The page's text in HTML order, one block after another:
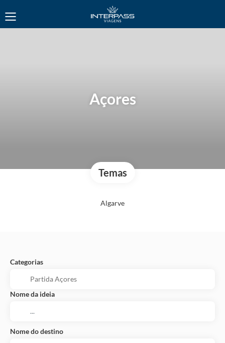
Açores
Temas
Algarve
Categorias
Nome da ideia
Nome do destino